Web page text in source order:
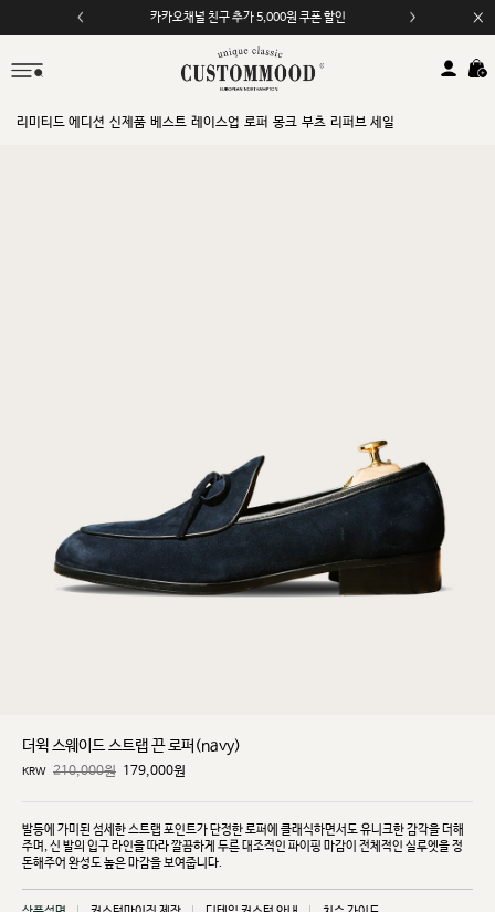
카카오채널 친구 추가 5,000원 쿠폰 할인
모바일 앱 자동 2,000원 할인
리미티드 에디션 신제품 베스트 레이스업 로퍼 몽크 부츠 리퍼브 세일
더윅 스웨이드 스트랩 끈 로퍼(navy)
KRW 210,000원 179,000원
발등에 가미된 섬세한 스트랩 포인트가 단정한 로퍼에 클래식하면서도 유니크한 감각을 더해
주며, 신 발의 입구 라인을 따라 깔끔하게 두른 대조적인 파이핑 마감이 전체적인 실루엣을 정
돈해주어 완성도높은 마감을 보여줍니다.